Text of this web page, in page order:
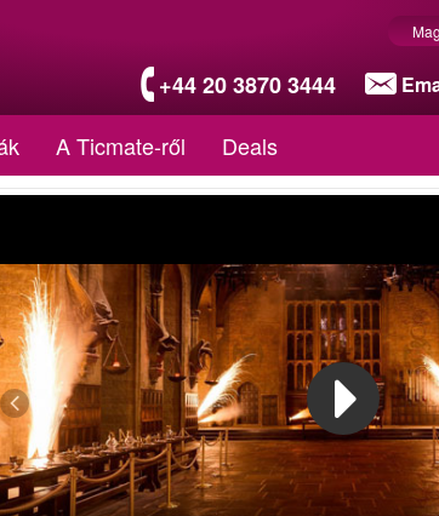
+44 20 3870 3444
A Ticmate-ről Deals